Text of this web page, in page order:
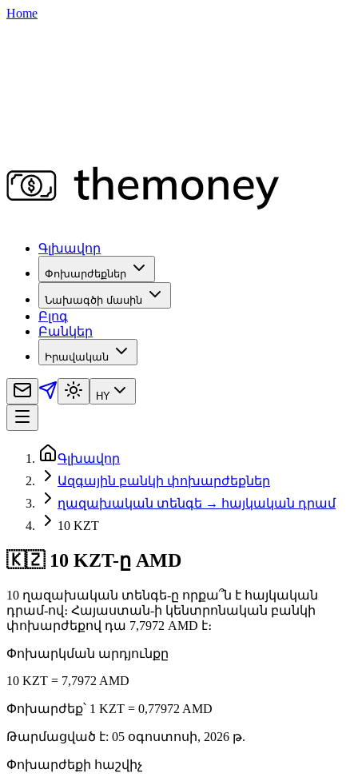
Home
Գլխավոր
Փոխարժեքներ
Նախագծի մասին
Բլոգ
Բանկեր
Իրավական
HY
Գլխավոր
Ազգային բանկի փոխարժեքներ
ղազախական տենգե → հայկական դրամ
10 KZT
🇰🇿 10 KZT-ը AMD
10 ղազախական տենգե-ը որքա՞ն է հայկական
դրամ-ով։ Հայաստան-ի կենտրոնական բանկի
փոխարժեքով դա 7,7972 AMD է։
Փոխարկման արդյունքը
10 KZT = 7,7972 AMD
Փոխարժեք՝ 1 KZT = 0,77972 AMD
Թարմացված է: 05 օգոստոսի, 2026 թ.
Փոխարժեքի հաշվիչ